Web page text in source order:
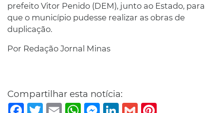
prefeito Vitor Penido (DEM), junto ao Estado, para
que o município pudesse realizar as obras de
duplicação.
Por Redação Jornal Minas
Compartilhar esta notícia:
Facebook
TwitterEmail WhatsAppMessenger
LinkedIn
Gmail